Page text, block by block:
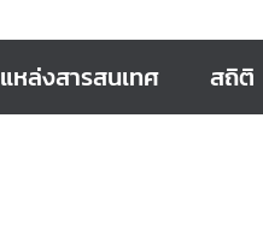
แหล่งสารสนเทศ สถิติ